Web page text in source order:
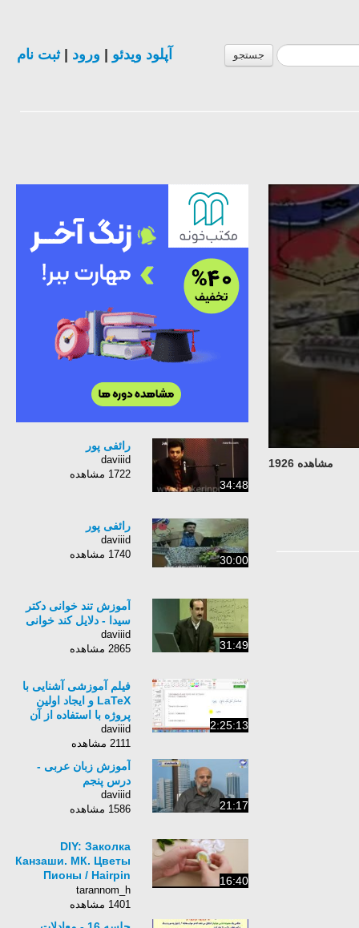
جستجو آپلود ویدئو ورود |ثبت نام
مشاهده 1926
34:48
رائفی پور
daviiid
1722 مشاهده
30:00
رائفی پور
daviiid
1740 مشاهده
31:49
آموزش تند خوانی دکتر
سیدا - دلایل کند خوانی
daviiid
2865 مشاهده
2:25:13
فیلم آموزشی آشنایی با
LaTeX و ایجاد اولین
پروژه با استفاده از آن
daviiid
2111 مشاهده
21:17
آموزش زبان عربی -
درس پنجم
daviiid
1586 مشاهده
16:40
DIY: Заколка
Канзаши. МК. Цветы
Пионы / Hairpin
Kanzashi. MK.
Flowers Peonies
tarannom_h
1401 مشاهده